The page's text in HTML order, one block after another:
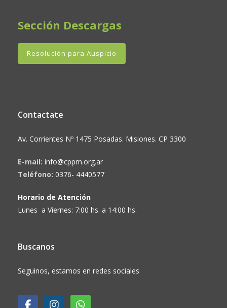
Sección Descargas
Resolución para Auspicio
Contactate
Av. Corrientes Nº 1475 Posadas. Misiones. CP 3300
E-mail: info@cppm.org.ar
Teléfono: 0376- 4440577
Horario de Atención
Lunes a Viernes: 7:00 hs. a 14:00 hs.
Buscanos
Seguinos, estamos en redes sociales